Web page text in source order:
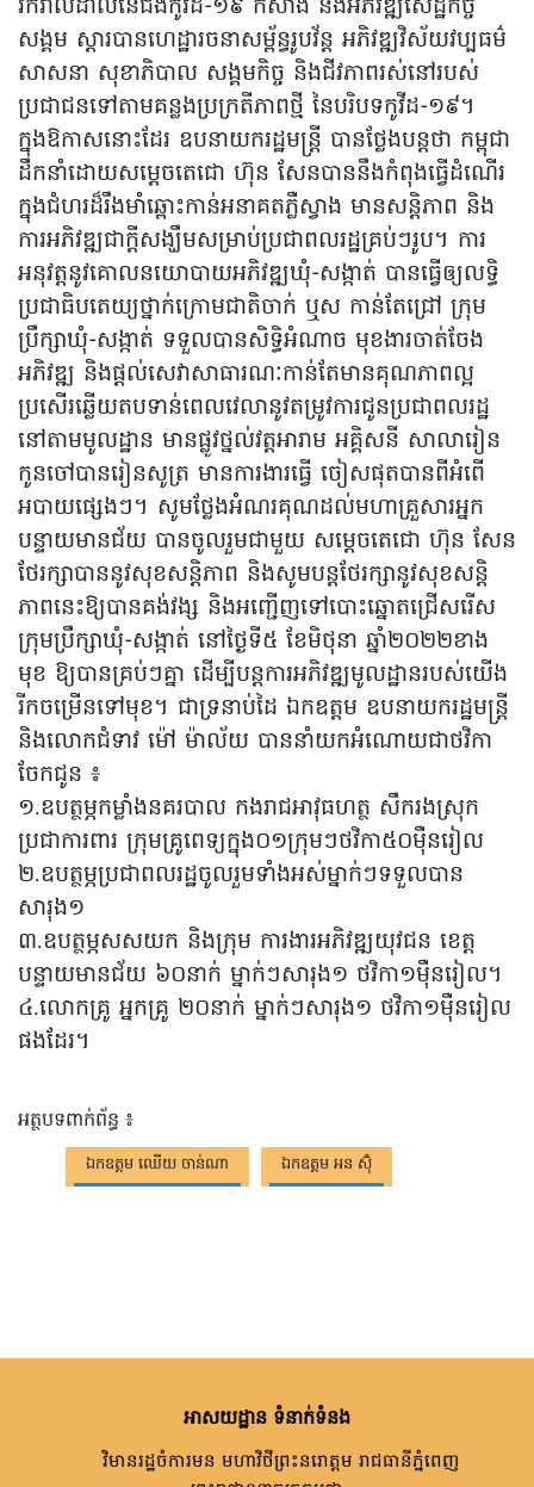
រីករាលដាលនៃជំងឺកូវីដ-១៩ កសាង និងអភិវឌ្ឍសេដ្ឋកិច្ច
សង្គម ស្តារបានហេដ្ឋារចនាសម្ព័ន្ធរូបវ័ន្ត អភិវឌ្ឍវិស័យវប្បធម៌
សាសនា សុខាភិបាល សង្គមកិច្ច និងជីវភាពរស់នៅរបស់
ប្រជាជនទៅតាមគន្លងប្រក្រតីភាពថ្មី នៃបរិបទកូវីដ-១៩។
ក្នុងឱកាសនោះដែរ ឧបនាយករដ្ឋមន្ត្រី បានថ្លែងបន្តថា កម្ពុជា
ដឹកនាំដោយសម្តេចតេជោ ហ៊ុន សែនបាននឹងកំពុងធ្វើដំណើរ
ក្នុងជំហរដ៏រឹងមាំឆ្ពោះកាន់អនាគតភ្លឺស្វាង មានសន្តិភាព និង
ការអភិវឌ្ឍជាក្តីសង្ឃឹមសម្រាប់ប្រជាពលរដ្ឋគ្រប់ៗរូប។ ការ
អនុវត្តនូវគោលនយោបាយអភិវឌ្ឍឃុំ-សង្កាត់ បានធ្វើឲ្យលទ្ធិ
ប្រជាធិបតេយ្យថ្នាក់ក្រោមជាតិចាក់ ឬស កាន់តែជ្រៅ ក្រុម
ប្រឹក្សាឃុំ-សង្កាត់ ទទួលបានសិទ្ធិអំណាច មុខងារចាត់ចែង
អភិវឌ្ឍ និងផ្តល់សេវាសាធារណៈកាន់តែមានគុណភាពល្អ
ប្រសើរឆ្លើយតបទាន់ពេលវេលានូវតម្រូវការជូនប្រជាពលរដ្ឋ
នៅតាមមូលដ្ឋាន មានផ្លូវថ្នល់វត្តអារាម អគ្គិសនី សាលារៀន
កូនចៅបានរៀនសូត្រ មានការងារធ្វើ ចៀសផុតបានពីអំពើ
អបាយផ្សេងៗ។ សូមថ្លែងអំណរគុណដល់មហាគ្រួសារអ្នក
បន្ទាយមានជ័យ បានចូលរួមជាមួយ សម្តេចតេជោ ហ៊ុន សែន
ថែរក្សាបាននូវសុខសន្តិភាព និងសូមបន្តថែរក្សានូវសុខសន្តិ
ភាពនេះឱ្យបានគង់វង្ស និងអញ្ជើញទៅបោះឆ្នោតជ្រើសរើស
ក្រុមប្រឹក្សាឃុំ-សង្កាត់ នៅថ្ងៃទី៥ ខែមិថុនា ឆ្នាំ២០២២ខាង
មុខ ឱ្យបានគ្រប់ៗគ្នា ដើម្បីបន្តការអភិវឌ្ឍមូលដ្ឋានរបស់យើង
រីកចម្រើនទៅមុខ។ ជាទ្រនាប់ដៃ ឯកឧត្តម ឧបនាយករដ្ឋមន្ត្រី
និងលោកជំទាវ ម៉ៅ ម៉ាល័យ បាននាំយកអំណោយជាថវិកា
ចែកជូន ៖
១.ឧបត្ថម្ភកម្លាំងនគរបាល កងរាជអាវុធហត្ថ សឹករងស្រុក
ប្រជាការពារ ក្រុមគ្រូពេទ្យក្នុង០១ក្រុមៗថវិកា៥០ម៉ឺនរៀល
២.ឧបត្ថម្ភប្រជាពលរដ្ឋចូលរួមទាំងអស់ម្នាក់ៗទទួលបាន
សារុង១
៣.ឧបត្ថម្ភសសយក និងក្រុម ការងារអភិវឌ្ឍយុវជន ខេត្ត
បន្ទាយមានជ័យ ៦០នាក់ ម្នាក់ៗសារុង១ ថវិកា១ម៉ឺនរៀល។
៤.លោកគ្រូ អ្នកគ្រូ ២០នាក់ ម្នាក់ៗសារុង១ ថវិកា១ម៉ឺនរៀល
ផងដែរ។
អត្ថបទពាក់ព័ន្ធ ៖
ឯកឧត្តម ឈើយ ចាន់ណា ឯកឧត្តម អន ស៊ុំ
អាសយដ្ឋាន ទំនាក់ទំនង
វិមានរដ្ឋចំការមន មហាវិថីព្រះនរោត្តម រាជធានីភ្នំពេញ